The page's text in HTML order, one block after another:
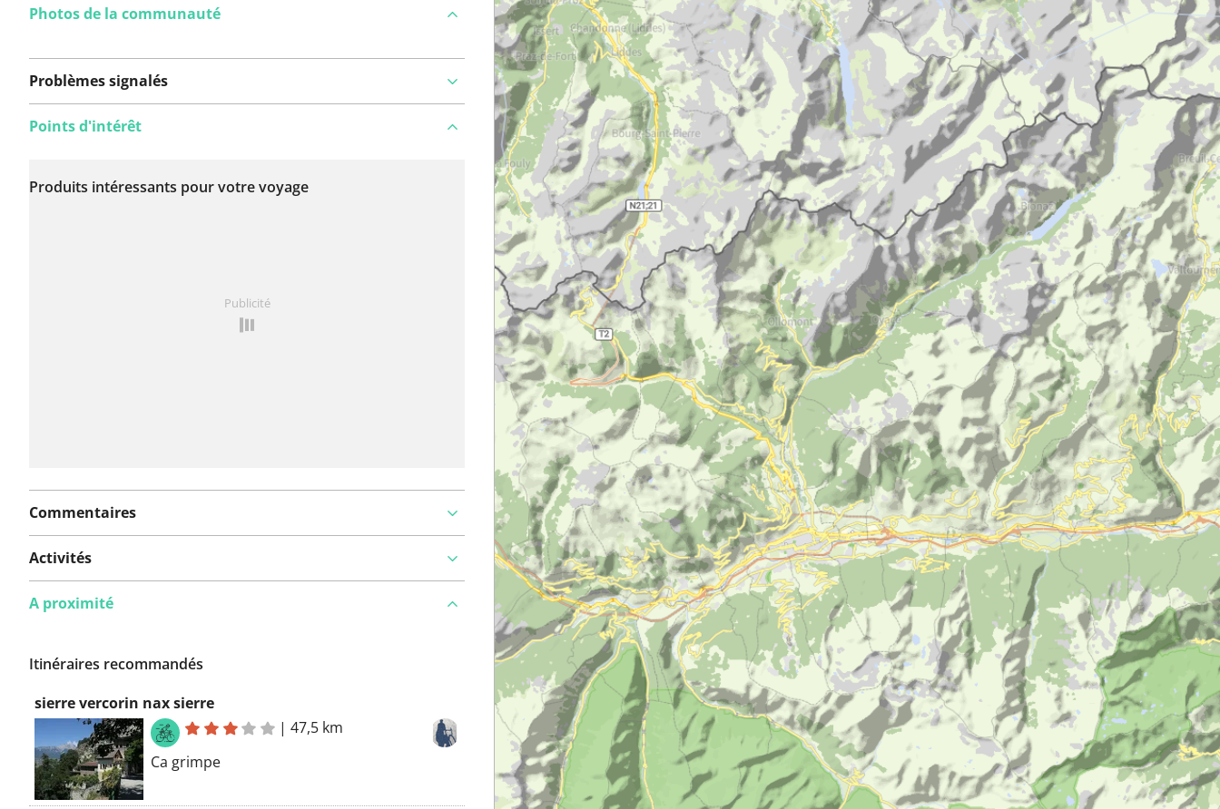
Photos de la communauté
Problèmes signalés
encore été signalé sur
Points d'intérêt
Produits intéressants pour votre voyage
Publicité
Commentaires
Activités
A proximité
Itinéraires recommandés
sierre vercorin nax sierre
|47,5 km
Ca grimpe